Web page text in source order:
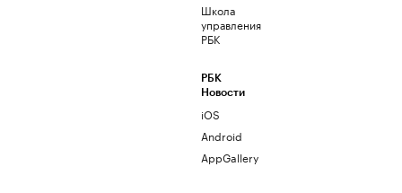
Школа
управления
РБК
РБК
Новости
iOS
Android
AppGallery